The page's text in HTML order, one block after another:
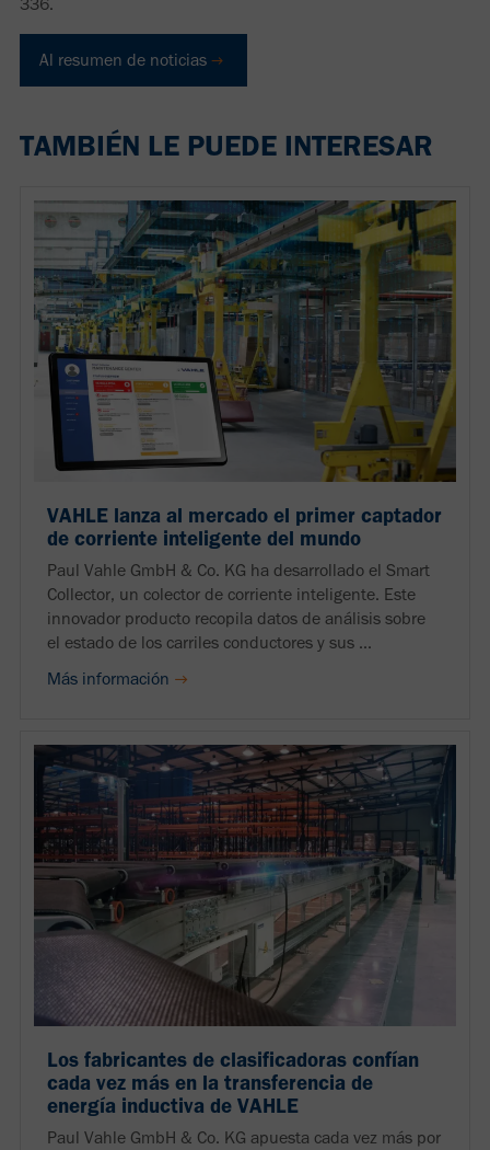
Al resumen de noticias
TAMBIÉN LE PUEDE INTERESAR
VAHLE lanza al mercado el primer captador
de corriente inteligente del mundo
Paul Vahle GmbH & Co. KG ha desarrollado el Smart
Collector, un colector de corriente inteligente. Este
innovador producto recopila datos de análisis sobre
el estado de los carriles conductores y sus ...
Más información
Los fabricantes de clasificadoras confían
cada vez más en la transferencia de
energía inductiva de VAHLE
Paul Vahle GmbH & Co. KG apuesta cada vez más por